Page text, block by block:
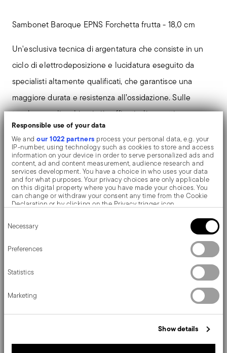
Responsible use of your data
We andour 1022 partners process your personal data, e.g. your
IP-number, using technology such as cookies to store and access
information on your device in order to serve personalized ads and
content, ad and content measurement, audience research and
services development. You have a choice in who uses your data
and for what purposes. Your privacy choices are only applicable
on this digital property where you have made your choices. You
can change or withdraw your consent any time from the Cookie
Declaration or by clicking on the Privacy trigger icon.
Collect information about your geographical location
Identify your device by actively scanning it for specific
characteristics (fingerprinting)
Find out more about how your personal data is processed and set
your preferences in the
We use cookies to personalise content and ads, to provide social
media features and to analyse our traffic. We also share
information about your use of our site with our social media,
advertising and analytics partners who may combine it with other
Selection
Necessary
Preferences
Statistics
Marketing
Show details
Sambonet Baroque EPNS Forchetta frutta - 18,0 cm
Un'esclusiva tecnica di argentatura che consiste in un
ciclo di elettrodeposizione e lucidatura eseguito da
specialisti altamente qualificati, che garantisce una
maggiore durata e resistenza all’ossidazione. Sulle
tavole e negli ambienti più raffinati, gli oggetti
risplendono con un eccezionale e duraturo effetto
specchio.
Baroque by Sambonet. Dall'originale barocco
piemontese, la collezione di posate conserva
l'eleganza formale ed il sofisticato "bon ton". Realizzata
in alpacca, una lega rame-zinco-nichel, con placcatura
Dettagli
Alpacca
18,00 cm